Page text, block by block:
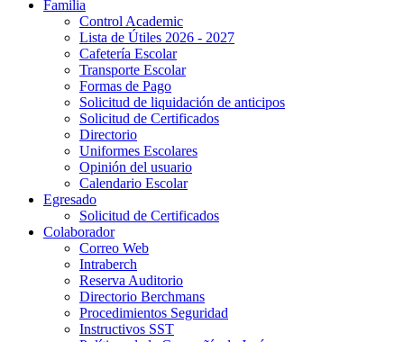
Familia
Control Academic
Lista de Útiles 2026 - 2027
Cafetería Escolar
Transporte Escolar
Formas de Pago
Solicitud de liquidación de anticipos
Solicitud de Certificados
Directorio
Uniformes Escolares
Opinión del usuario
Calendario Escolar
Egresado
Solicitud de Certificados
Colaborador
Correo Web
Intraberch
Reserva Auditorio
Directorio Berchmans
Procedimientos Seguridad
Instructivos SST